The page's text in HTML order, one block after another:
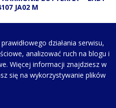
JA02 M
działania serwisu,
analizować ruch na blogu i
Więcej informacji znajdziesz w
się na wykorzystywanie plików